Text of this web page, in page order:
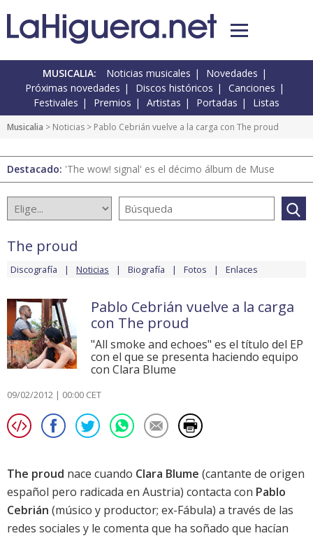
MUSICALIA: Noticias musicales
Novedades
Próximas novedades
Discos históricos
Canciones
Festivales
Premios Artistas Portadas Listas
Musicalia > Noticias > Pablo Cebrián vuelve a la carga con The proud
Destacado: 'The wow! signal' es el décimo álbum de Muse
The proud
Discografía Noticias Biografía Fotos Enlaces
Pablo Cebrián vuelve a la carga
con The proud
"All smoke and echoes" es el título del EP
con el que se presenta haciendo equipo
con Clara Blume
09/02/2012 | 00:00 CET
The proud nace cuando Clara Blume (cantante de origen
español pero radicada en Austria) contacta con Pablo
Cebrián (músico y productor; ex-Fábula) a través de las
redes sociales y le comenta que ha soñado que hacían